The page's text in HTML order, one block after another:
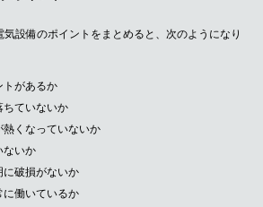
設備のポイントをまとめると、次のようになり
トがあるか
ちていないか
くなっていないか
ないか
に破損がないか
に働いているか